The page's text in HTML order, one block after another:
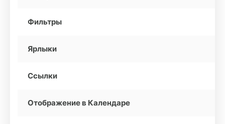
Фильтры
Ярлыки
Ссылки
Отображение в Календаре